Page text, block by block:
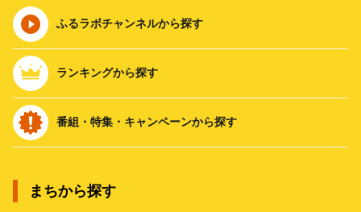
ふるラボチャンネルから探す
ランキングから探す
番組・特集・キャンペーンから探す
まちから探す